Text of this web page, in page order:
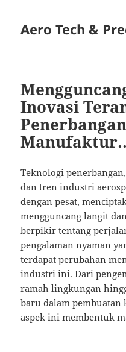
Aero Tech &
Inovasi
Teknologi
dan tren industri
dengan pesat,
mengguncang langit
berpikir tentang
pengalaman nyaman
terdapat perubahan
industri ini. Dari
ramah lingkungan
baru dalam pembuatan
aspek ini membentuk